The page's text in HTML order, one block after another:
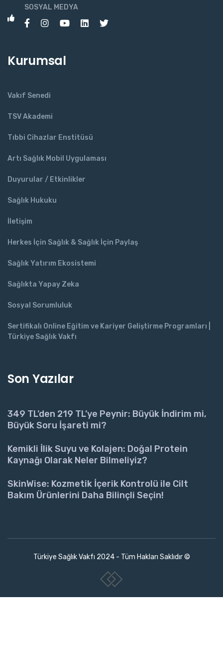
SOSYAL MEDYA
Kurumsal
Vakıf Senedi
TSV Akademi
Tıbbi Cihazlar Enstitüsü
Artı Sağlık Mobil Uygulaması
Duyurular / Etkinlikler
Sağlık Hukuku
İletişim
Herkes İçin Sağlık & Sağlık İçin Paylaş
Sağlık Yatırım Ekosistemi
Sağlıkta Yapay Zeka
Sosyal Sorumluluk
Sertifikalı Online Eğitim ve Kariyer Geliştirme Programları |
Türkiye Sağlık Vakfı
Son Yazılar
349 TL’den 219 TL’ye Peynir: Büyük İndirim mi,
Büyük Soru İşareti mi?
Kemikli İlik Suyu ve Kolajen: Doğal Protein
Kaynağı Olarak Neler Bilmeliyiz?
SkinWise: Kozmetik İçerik Kontrolü ile Cilt
Bakım Ürünlerini Daha Bilinçli Seçin!
Türkiye Sağlık Vakfı 2024 - Tüm Hakları Saklıdır ©
www.collectivepeople.com.tr